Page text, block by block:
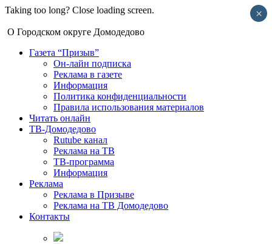
Taking too long? Close loading screen.
О Городском округе Домодедово
Газета “Призыв”
Он-лайн подписка
Реклама в газете
Информация
Политика конфиденциальности
Правила использования материалов
Читать онлайн
ТВ-Домодедово
Rutube канал
Реклама на ТВ
ТВ-программа
Информация
Реклама
Реклама в Призыве
Реклама на ТВ Домодедово
Контакты
×